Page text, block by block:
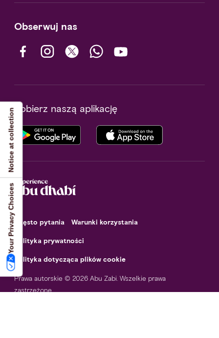
Obserwuj nas
Pobierz naszą aplikację
Często pytania Warunki korzystania
Polityka prywatności
Polityka dotycząca plików cookie
Prawa autorskie © 2026 Abu Zabi. Wszelkie prawa
zastrzeżone.
Your Privacy Choices
Notice at collection